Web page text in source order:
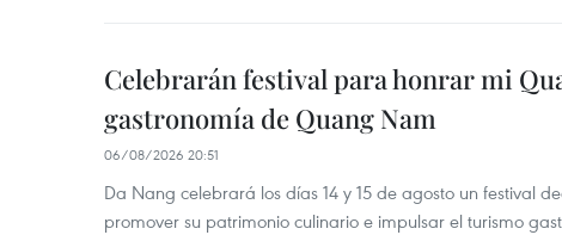
Celebrarán festival para honrar mi
gastronomía de Quang Nam
06/08/2026 20:51
Da Nang celebrará los días 14 y 15 de agosto un festival
promover su patrimonio culinario e impulsar el turismo